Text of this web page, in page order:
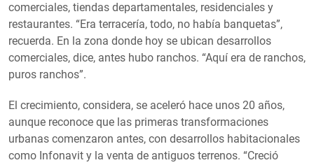
comerciales, tiendas departamentales, residenciales y
restaurantes. “Era terracería, todo, no había banquetas”,
recuerda. En la zona donde hoy se ubican desarrollos
comerciales, dice, antes hubo ranchos. “Aquí era de ranchos,
puros ranchos”.
El crecimiento, considera, se aceleró hace unos 20 años,
aunque reconoce que las primeras transformaciones
urbanas comenzaron antes, con desarrollos habitacionales
como Infonavit y la venta de antiguos terrenos. “Creció